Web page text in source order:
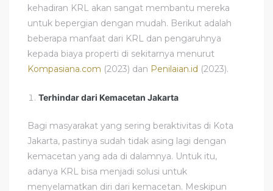
kehadiran KRL akan sangat membantu mereka
untuk bepergian dengan mudah. Berikut adalah
beberapa manfaat dari KRL dan pengaruhnya
kepada biaya properti di sekitarnya menurut
Kompasiana.com (2023) dan Penilaian.id (2023).
Terhindar dari Kemacetan Jakarta
Bagi masyarakat yang sering beraktivitas di Kota
Jakarta, pastinya sudah tidak asing lagi dengan
kemacetan yang ada di dalamnya. Untuk itu,
adanya KRL bisa menjadi solusi untuk
menyelamatkan diri dari kemacetan. Meskipun